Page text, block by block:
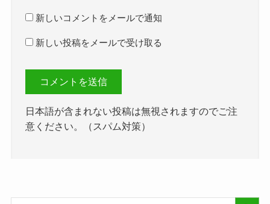
新しいコメントをメールで通知
新しい投稿をメールで受け取る
日本語が含まれない投稿は無視されますのでご注
意ください。（スパム対策）